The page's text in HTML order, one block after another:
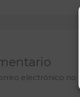
electrónico no